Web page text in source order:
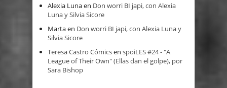
Alexia Lunaen Don worri BI japi, con Alexia
Luna y Silvia Sicore
Martaen Don worri BI japi, con Alexia Luna y
Silvia Sicore
Teresa Castro Cómicsen spoiLES #24 - "A
League of Their Own" (Ellas dan el golpe), por
Sara Bishop